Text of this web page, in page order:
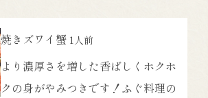
焼きズワイ蟹 1人前
より濃厚さを増した香ばしくホクホ
クの身がやみつきです！ふぐ料理の